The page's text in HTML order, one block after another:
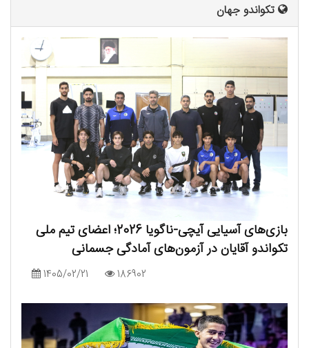
تکواندو جهان
بازی‌های آسیایی آیچی-ناگویا 2026؛ اعضای تیم ملی
تکواندو آقایان در آزمون‌های آمادگی جسمانی
1405/02/21 186902